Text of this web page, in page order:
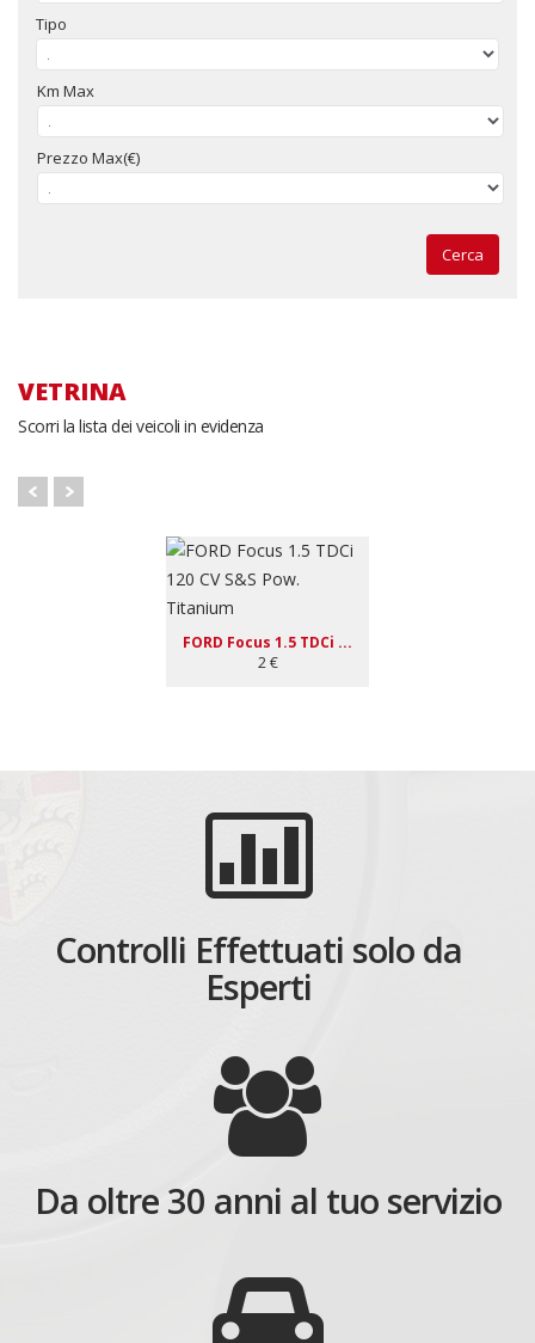
Tipo
Km Max
Prezzo Max(€)
Cerca
VETRINA
Scorri la lista dei veicoli in evidenza
FORD Focus 1.5 TDCi ...
2 €
Controlli Effettuati solo da
Esperti
Da oltre 30 anni al tuo servizio